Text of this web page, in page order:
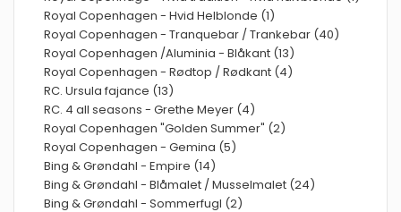
Royal Copenhagen - Hvid Helblonde (1)
Royal Copenhagen - Tranquebar / Trankebar (40)
Royal Copenhagen /Aluminia - Blåkant (13)
Royal Copenhagen - Rødtop / Rødkant (4)
RC. Ursula fajance (13)
RC. 4 all seasons - Grethe Meyer (4)
Royal Copenhagen "Golden Summer" (2)
Royal Copenhagen - Gemina (5)
Bing & Grøndahl - Empire (14)
Bing & Grøndahl - Blåmalet / Musselmalet (24)
Bing & Grøndahl - Sommerfugl (2)